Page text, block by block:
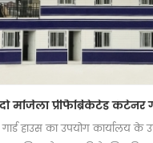
गार्ड हाउस का उपयोग कार्यालय के